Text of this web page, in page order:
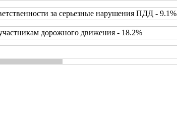
за серьезные нарушения ПДД - 9.1%
дорожного движения - 18.2%